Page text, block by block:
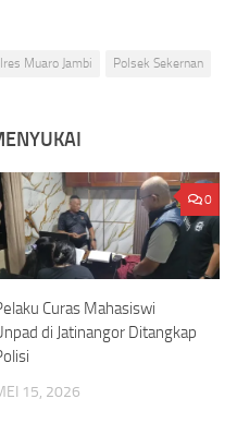
Muaro Jambi Polsek Sekernan
0
Curas Mahasiswi
di Jatinangor Ditangkap
15, 2026